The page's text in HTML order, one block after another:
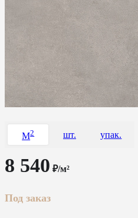
M2 шт. упак.
8 540 ₽/м²
Под заказ